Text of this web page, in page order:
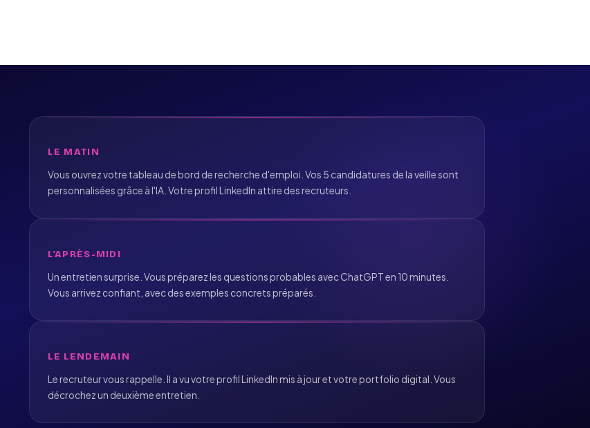
LE MATIN
Vous ouvrez votre tableau de bord de recherche d'emploi. Vos 5 candidatures de la veille sont
personnalisées grâce à l'IA. Votre profil LinkedIn attire des recruteurs.
L'APRÈS-MIDI
Un entretien surprise. Vous préparez les questions probables avec ChatGPT en 10 minutes.
Vous arrivez confiant, avec des exemples concrets préparés.
LE LENDEMAIN
Le recruteur vous rappelle. Il a vu votre profil LinkedIn mis à jour et votre portfolio digital. Vous
décrochez un deuxième entretien.